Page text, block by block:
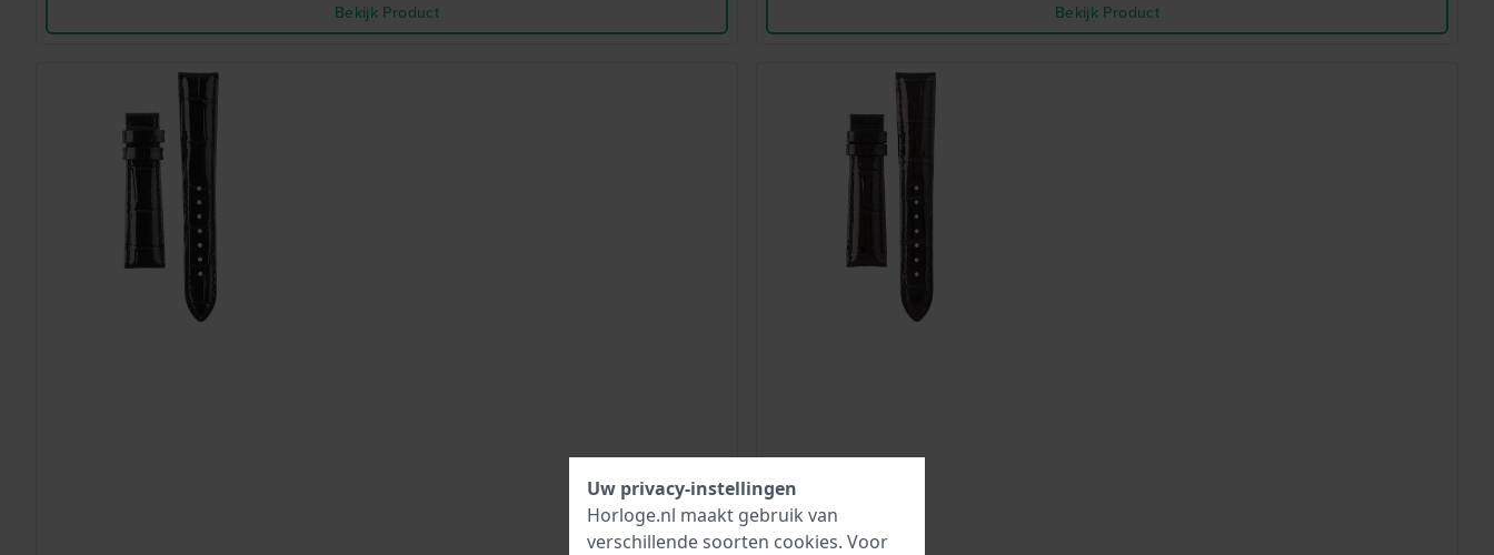
Bekijk Product
Bekijk Product
Uw privacy-instellingen
Horloge.nl maakt gebruik van
verschillende soorten cookies. Voor